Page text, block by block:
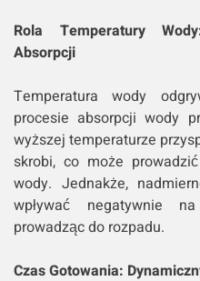
Rola Temperatury
Absorpcji
Temperatura wody
procesie absorpcji wody
wyższej temperaturze
skrobi, co może
wody. Jednakże,
wpływać negatywnie
prowadząc do rozpadu.
Czas Gotowania: